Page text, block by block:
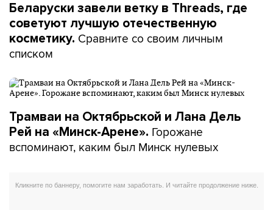
Беларуски завели ветку в Threads, где
советуют лучшую отечественную
косметику. Сравните со своим личным
списком
Трамваи на Октябрьской и Лана Дель
Рей на «Минск-Арене». Горожане
вспоминают, каким был Минск нулевых